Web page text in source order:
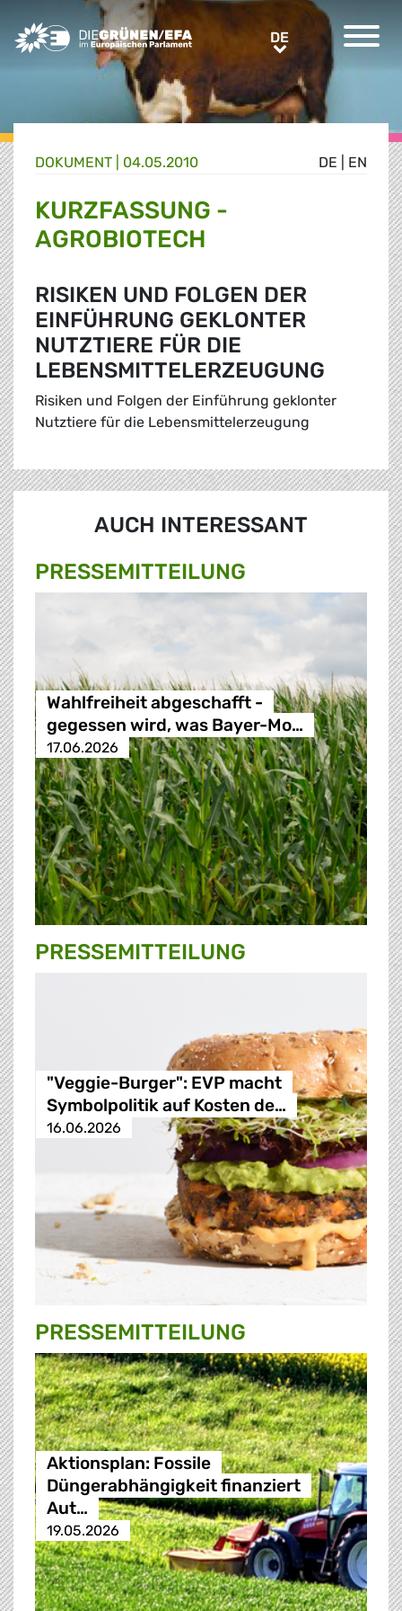
Greens/EFA Home DEDE
DE EN
DOKUMENT 04.05.2010
KURZFASSUNG -
AGROBIOTECH
RISIKEN UND FOLGEN DER
EINFÜHRUNG GEKLONTER
NUTZTIERE FÜR DIE
LEBENSMITTELERZEUGUNG
Risiken und Folgen der Einführung geklonter
Nutztiere für die Lebensmittelerzeugung
AUCH INTERESSANT
PRESSE­MITTEILUNG
Wahlfreiheit abgeschafft -
gegessen wird, was Bayer-Mo…
17.06.2026
PRESSE­MITTEILUNG
"Veggie-Burger": EVP macht
Symbolpolitik auf Kosten de…
16.06.2026
PRESSE­MITTEILUNG
Aktionsplan: Fossile
Düngerabhängigkeit finanziert
Aut…
19.05.2026